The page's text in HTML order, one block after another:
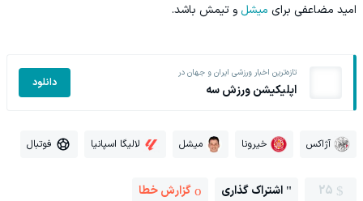
امید مضاعفی برای میشل و تیمش باشد.
تازه‌ترین اخبار ورزشی ایران و جهان در
اپلیکیشن ورزش سه دانلود
آژاکس خیرونا میشل لالیگا اسپانیا فوتبال
25 اشتراک گذاری گزارش خطا